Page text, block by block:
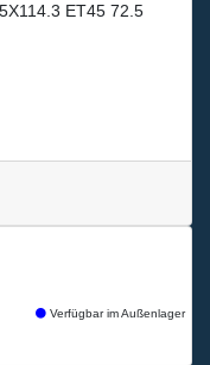
ET45 72.5
Verfügbar im Außenlager